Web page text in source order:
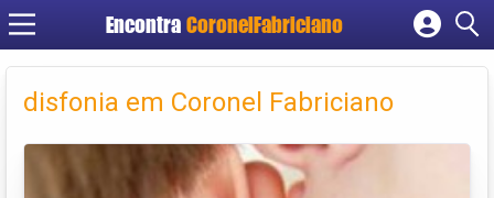
Encontra CoronelFabriciano
Cadastrar empresa
Criar conta
disfonia em Coronel Fabriciano